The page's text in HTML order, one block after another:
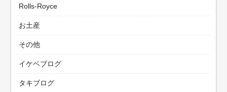
Rolls-Royce
お土産
その他
イケベブログ
タキブログ